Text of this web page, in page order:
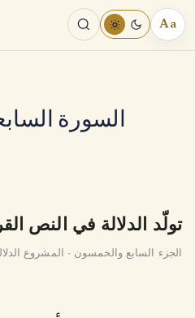
Aa
السورة
تولّد الدلالة في النص
الجزء السابع والخمسون · المشروع